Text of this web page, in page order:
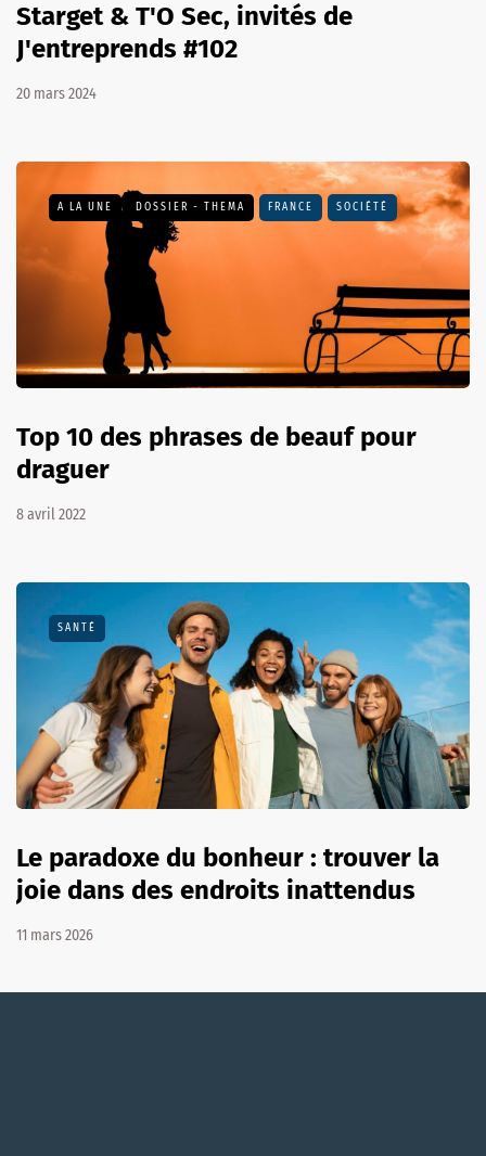
Starget & T'O Sec, invités de
J'entreprends #102
20 mars 2024
A LA UNE DOSSIER - THEMA FRANCE SOCIÉTÉ
Top 10 des phrases de beauf pour
draguer
8 avril 2022
SANTÉ
Le paradoxe du bonheur : trouver la
joie dans des endroits inattendus
11 mars 2026